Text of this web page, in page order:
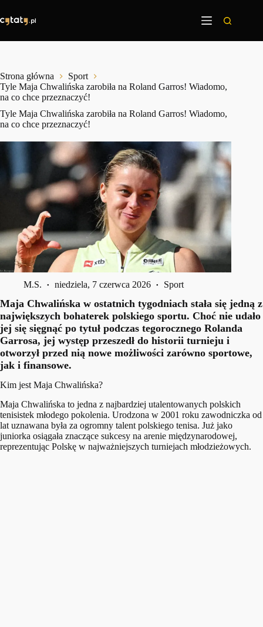
treści
Strona główna
Sport
Tyle Maja Chwalińska zarobiła na Roland Garros! Wiadomo,
na co chce przeznaczyć!
Tyle Maja Chwalińska zarobiła na Roland Garros! Wiadomo,
na co chce przeznaczyć!
M.S. niedziela, 7 czerwca 2026 Sport
Maja Chwalińska w ostatnich tygodniach stała się jedną z
największych bohaterek polskiego sportu. Choć nie udało
jej się sięgnąć po tytuł podczas tegorocznego Rolanda
Garrosa, jej występ przeszedł do historii turnieju i
otworzył przed nią nowe możliwości zarówno sportowe,
jak i finansowe.
Kim jest Maja Chwalińska?
Maja Chwalińska to jedna z najbardziej utalentowanych polskich
tenisistek młodego pokolenia. Urodzona w 2001 roku zawodniczka od
lat uznawana była za ogromny talent polskiego tenisa. Już jako
juniorka osiągała znaczące sukcesy na arenie międzynarodowej,
reprezentując Polskę w najważniejszych turniejach młodzieżowych.